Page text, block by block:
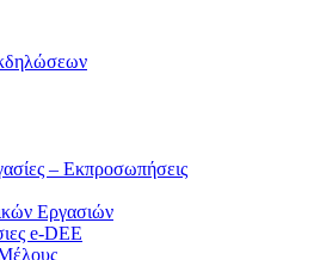
– Εκπροσωπήσεις
Εργασιών
e-DEE